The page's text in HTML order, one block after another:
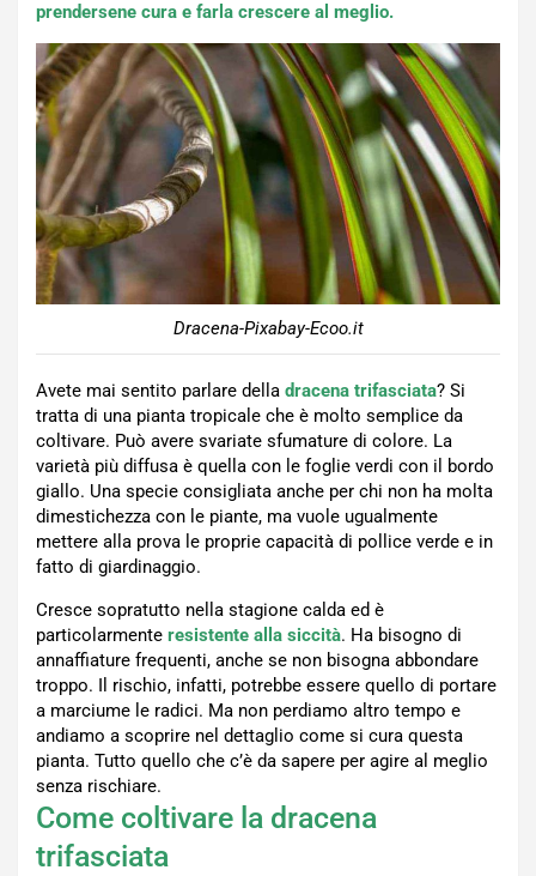
prendersene cura e farla crescere al meglio.
Dracena-Pixabay-Ecoo.it
Avete mai sentito parlare della dracena trifasciata? Si
tratta di una pianta tropicale che è molto semplice da
coltivare. Può avere svariate sfumature di colore. La
varietà più diffusa è quella con le foglie verdi con il bordo
giallo. Una specie consigliata anche per chi non ha molta
dimestichezza con le piante, ma vuole ugualmente
mettere alla prova le proprie capacità di pollice verde e in
fatto di giardinaggio.
Cresce sopratutto nella stagione calda ed è
particolarmente resistente alla siccità. Ha bisogno di
annaffiature frequenti, anche se non bisogna abbondare
troppo. Il rischio, infatti, potrebbe essere quello di portare
a marciume le radici. Ma non perdiamo altro tempo e
andiamo a scoprire nel dettaglio come si cura questa
pianta. Tutto quello che c’è da sapere per agire al meglio
senza rischiare.
Come coltivare la dracena
trifasciata